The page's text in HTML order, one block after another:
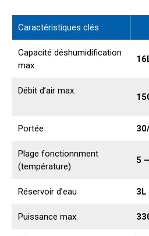
Caractéristiques clés
Capacité déshumidification
max.
Débit d’air max.
Portée
Plage fonctionnment
(température)
5
Réservoir d’eau 3L
Puissance max.